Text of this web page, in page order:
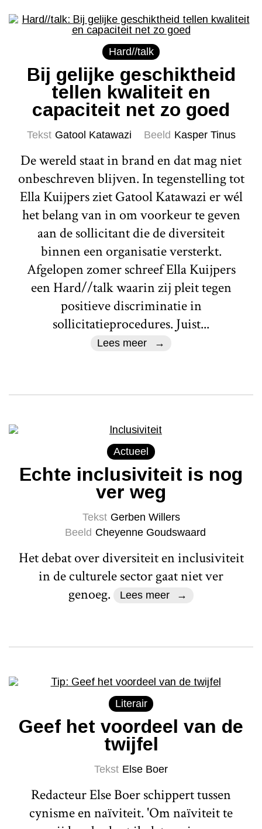
Hard//talk
Bij gelijke geschiktheid
tellen kwaliteit en
capaciteit net zo goed
Tekst Gatool Katawazi Beeld Kasper Tinus
De wereld staat in brand en dat mag niet
onbeschreven blijven. In tegenstelling tot
Ella Kuijpers ziet Gatool Katawazi er wél
het belang van in om voorkeur te geven
aan de sollicitant die de diversiteit
binnen een organisatie versterkt.
Afgelopen zomer schreef Ella Kuijpers
een Hard//talk waarin zij pleit tegen
positieve discriminatie in
sollicitatieprocedures. Juist...
Lees meer
Actueel
Echte inclusiviteit is nog
ver weg
Tekst Gerben Willers
Beeld Cheyenne Goudswaard
Het debat over diversiteit en inclusiviteit
in de culturele sector gaat niet ver
genoeg.
Lees meer
Literair
Geef het voordeel van de
twijfel
Tekst Else Boer
Redacteur Else Boer schippert tussen
cynisme en naïviteit. 'Om naïviteit te